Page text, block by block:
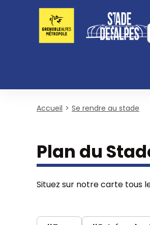
Accueil Se rendre au stade
Plan du
Situez sur notre carte tous
Panneau de gestion des cookies